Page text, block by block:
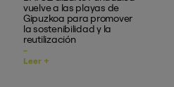
vuelve a las playas de
Gipuzkoa para promover
la sostenibilidad y la
reutilización
Leer +